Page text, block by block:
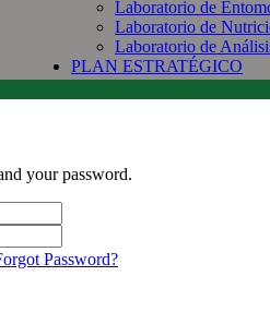
Laboratorio de
Laboratorio de
Laboratorio de
PLAN ESTRATÉGICO
your password.
Password?